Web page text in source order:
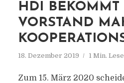
HDI BEKOMMT
VORSTAND
18. Dezember 2019 1 Min.
Zum 15. März 2020